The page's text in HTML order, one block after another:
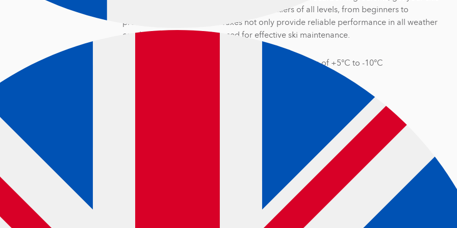
ready to conquer the tracks. Suitable for skiers of all levels, from beginners to
professional racers, these waxes not only provide reliable performance in all weather
conditions but can also be used for effective ski maintenance.
Designed for a wide variety of situations with a range of +5°C to -10°C
PRODUKTER